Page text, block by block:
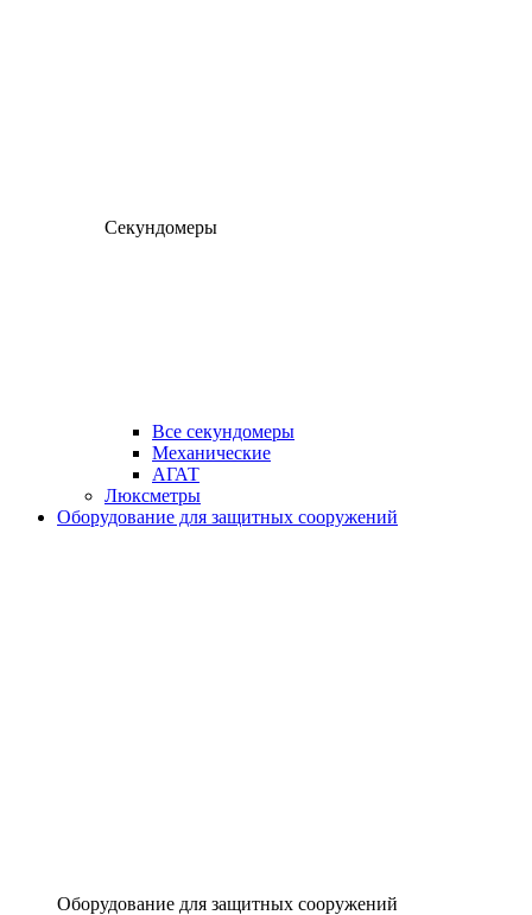
Секундомеры
Все секундомеры
Механические
АГАТ
Люксметры
Оборудование для защитных сооружений
Оборудование для защитных сооружений